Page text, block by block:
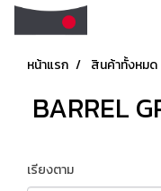
หน้าแรก สินค้าทั้งหมด
BARREL
เรียงตาม